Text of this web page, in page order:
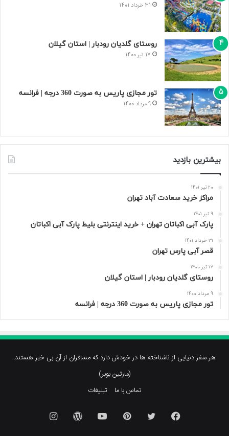
31 خرداد 1401
روستای گلدیان رودبار | استان گیلان
17 تیر 1400
تور مجازی پاریس به صورت 360 درجه | فرانسه
9 مرداد 1400
بیشترین بازدید
20 تیر 1401
مراکز خرید سعادت‌ آباد تهران
9 تیر 1401
پارک آبی اکباتان تهران + خرید اینترنتی بلیط پارک آبی اکباتان
31 خرداد 1401
قصر آبی پارس تهران
17 تیر 1400
روستای گلدیان رودبار | استان گیلان
9 مرداد 1400
تور مجازی پاریس به صورت 360 درجه | فرانسه
هر سفر دنیایی از ناشناخته ها در خودش دارد که مسافران از آن بی خبر هستند.
(مارتین بوبر)
تماس با ما
تبلیغات
فیسبوک توییترپینتریستیوتیوبوردپرساینستاگرام